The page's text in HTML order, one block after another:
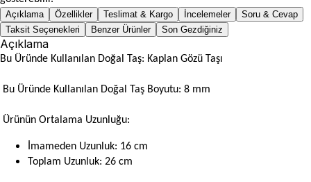
Açıklama Özellikler Teslimat & Kargo İncelemeler
Soru & Cevap
Taksit Seçenekleri
Benzer Ürünler Son Gezdiğiniz
Açıklama
Bu Üründe Kullanılan Doğal Taş: Kaplan Gözü Taşı
Bu Üründe Kullanılan Doğal Taş Boyutu: 8 mm
Ürünün Ortalama Uzunluğu:
İmameden Uzunluk: 16 cm
Toplam Uzunluk: 26 cm